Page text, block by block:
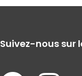
Suivez-nous sur